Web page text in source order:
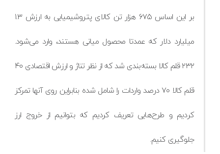
بر این اساس ۶۷۵ هزار تن کالای پتروشیمیایی به ارزش ۱.۳
میلیارد دلار که عمدتا محصول میانی هستند، وارد می‌شود.
۲۳۲ قلم کالا بسته‌بندی شد که از نظر تناژ و ارزش اقتصادی ۴۰
قلم کالا ۷۰ درصد واردات را شامل شده بنابراین روی آنها تمرکز
کردیم و طرح‌هایی تعریف کردیم که بتوانیم از خروج ارز
جلوگیری کنیم.